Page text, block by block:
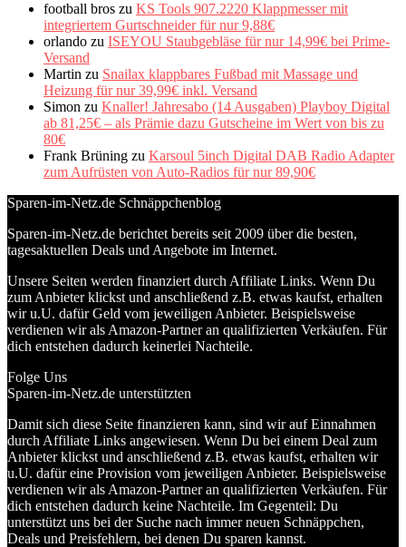
football bros zu KS Tools 907.2220 Klappmesser mit
integriertem Gurtschneider für nur 9,88€
orlando zu ISEYOU Staubgebläse für nur 14,99€ bei Prime-
Versand
Martin zu Snailax klappbares Fußbad mit Massage und
Heizung für nur 39,99€ inkl. Versand
Simon zu Knaller! Jahresabo (14 Ausgaben) Playboy Digital
ab 81,25€ – als Prämie dazu Gutscheine im Wert von bis zu
80€
Frank Brüning zu Karsoul 5inch Digital DAB Radio Adapter
zum Aufrüsten von Auto-Radios für nur 89,90€
Sparen-im-Netz.de Schnäppchenblog
Sparen-im-Netz.de berichtet bereits seit 2009 über die besten,
tagesaktuellen Deals und Angebote im Internet.
Unsere Seiten werden finanziert durch Affiliate Links. Wenn Du
zum Anbieter klickst und anschließend z.B. etwas kaufst, erhalten
wir u.U. dafür Geld vom jeweiligen Anbieter. Beispielsweise
verdienen wir als Amazon-Partner an qualifizierten Verkäufen. Für
dich entstehen dadurch keinerlei Nachteile.
Folge Uns
Sparen-im-Netz.de unterstützten
Damit sich diese Seite finanzieren kann, sind wir auf Einnahmen
durch Affiliate Links angewiesen. Wenn Du bei einem Deal zum
Anbieter klickst und anschließend z.B. etwas kaufst, erhalten wir
u.U. dafür eine Provision vom jeweiligen Anbieter. Beispielsweise
verdienen wir als Amazon-Partner an qualifizierten Verkäufen. Für
dich entstehen dadurch keine Nachteile. Im Gegenteil: Du
unterstützt uns bei der Suche nach immer neuen Schnäppchen,
Deals und Preisfehlern, bei denen Du sparen kannst.